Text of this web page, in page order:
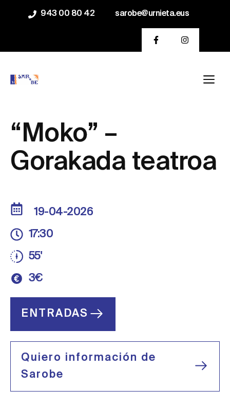
943 00 80 42 sarobe@urnieta.eus
“Moko” –
Gorakada teatroa
19-04-2026
17:30
55'
3€
ENTRADAS
Quiero información de
Sarobe